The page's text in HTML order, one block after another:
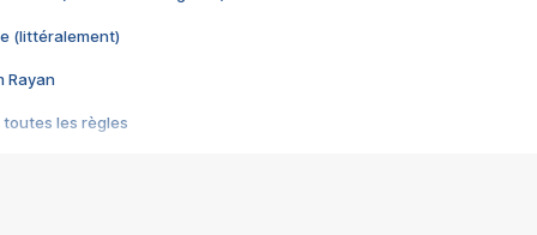
(littéralement)
Rayan
toutes les règles